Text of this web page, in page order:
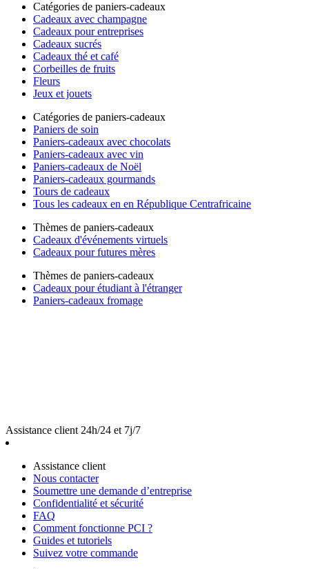
Catégories de paniers-cadeaux
Cadeaux avec champagne
Cadeaux pour entreprises
Cadeaux sucrés
Cadeaux thé et café
Corbeilles de fruits
Fleurs
Jeux et jouets
Catégories de paniers-cadeaux
Paniers de soin
Paniers-cadeaux avec chocolats
Paniers-cadeaux avec vin
Paniers-cadeaux de Noël
Paniers-cadeaux gourmands
Tours de cadeaux
Tous les cadeaux en en République Centrafricaine
Thèmes de paniers-cadeaux
Cadeaux d'événements virtuels
Cadeaux pour futures mères
Thèmes de paniers-cadeaux
Cadeaux pour étudiant à l'étranger
Paniers-cadeaux fromage
Assistance client 24h/24 et 7j/7
Assistance client
Nous contacter
Soumettre une demande d’entreprise
Confidentialité et sécurité
FAQ
Comment fonctionne PCI ?
Guides et tutoriels
Suivez votre commande